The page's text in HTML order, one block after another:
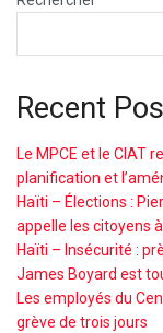
Recent
Le MPCE et le CIAT
planification et
Haïti – Élections :
appelle les citoyens
Haïti – Insécurité :
James Boyard est
Les employés du
grève de trois jours